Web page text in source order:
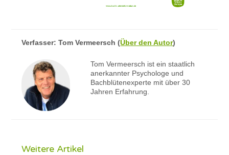
Verfasser:Tom Vermeersch (Über den Autor)
Tom Vermeersch ist ein staatlich
anerkannter Psychologe und
Bachblütenexperte mit über 30
Jahren Erfahrung.
Weitere Artikel